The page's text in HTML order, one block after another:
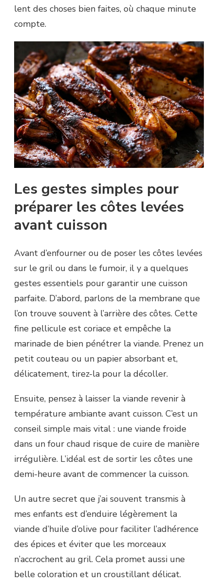
lent des choses bien faites, où chaque minute
compte.
Les gestes simples pour
préparer les côtes levées
avant cuisson
Avant d’enfourner ou de poser les côtes levées
sur le gril ou dans le fumoir, il y a quelques
gestes essentiels pour garantir une cuisson
parfaite. D’abord, parlons de la membrane que
l’on trouve souvent à l’arrière des côtes. Cette
fine pellicule est coriace et empêche la
marinade de bien pénétrer la viande. Prenez un
petit couteau ou un papier absorbant et,
délicatement, tirez-la pour la décoller.
Ensuite, pensez à laisser la viande revenir à
température ambiante avant cuisson. C’est un
conseil simple mais vital : une viande froide
dans un four chaud risque de cuire de manière
irrégulière. L’idéal est de sortir les côtes une
demi-heure avant de commencer la cuisson.
Un autre secret que j’ai souvent transmis à
mes enfants est d’enduire légèrement la
viande d’huile d’olive pour faciliter l’adhérence
des épices et éviter que les morceaux
n’accrochent au gril. Cela promet aussi une
belle coloration et un croustillant délicat.